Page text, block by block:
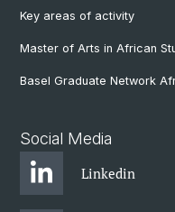
Key areas of activity
Master of Arts in African
Basel Graduate Network
Social Media
Linkedin